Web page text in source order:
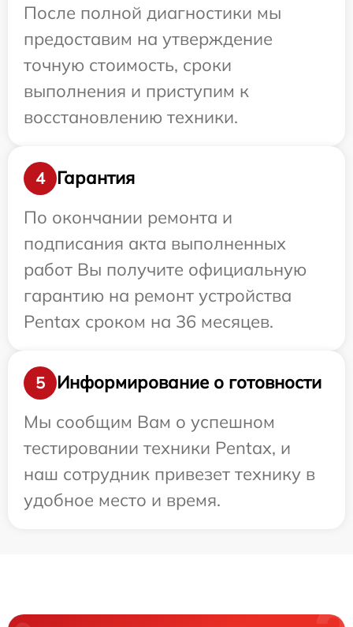
После полной диагностики мы
предоставим на утверждение
точную стоимость, сроки
выполнения и приступим к
восстановлению техники.
4
Гарантия
По окончании ремонта и
подписания акта выполненных
работ Вы получите официальную
гарантию на ремонт устройства
Pentax сроком на 36 месяцев.
5
Информирование о готовности
Мы сообщим Вам о успешном
тестировании техники Pentax, и
наш сотрудник привезет технику в
удобное место и время.